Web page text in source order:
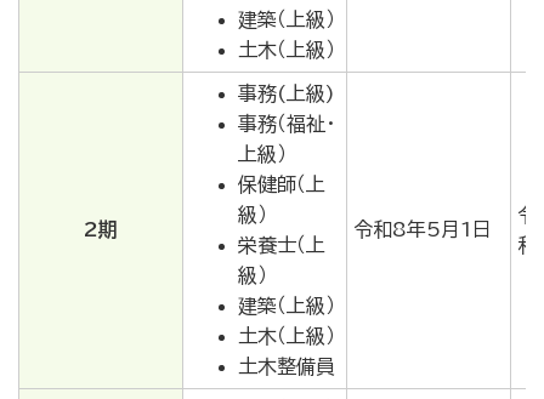
建築（上級）
土木（上級）
2期
事務(上級)
事務（福祉・
上級）
保健師（上
級）
栄養士（上
級）
建築（上級）
土木（上級）
土木整備員
令和8年5月1日
令
和